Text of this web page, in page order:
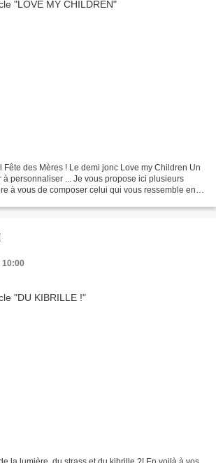
Fête des Mères ! Le demi jonc Love my Children Un
personnaliser ... Je vous propose ici plusieurs
à vous de composer celui qui vous ressemble en
10:00